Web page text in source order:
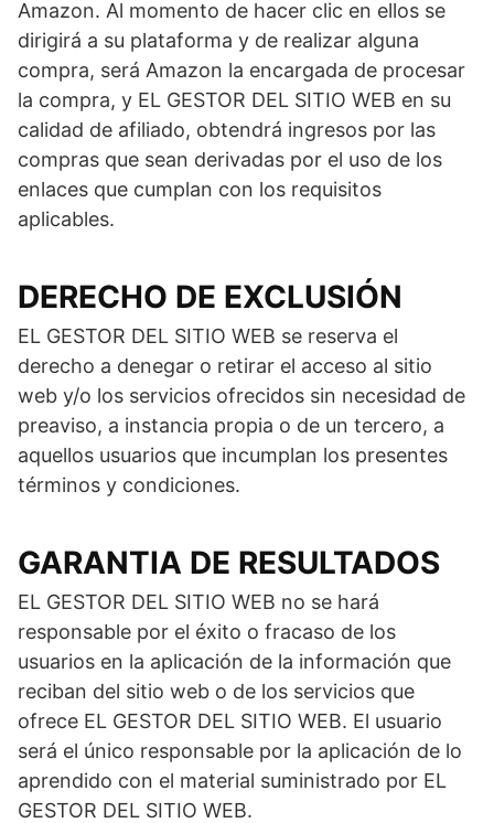
Amazon. Al momento de hacer clic en ellos se
dirigirá a su plataforma y de realizar alguna
compra, será Amazon la encargada de procesar
la compra, y EL GESTOR DEL SITIO WEB en su
calidad de afiliado, obtendrá ingresos por las
compras que sean derivadas por el uso de los
enlaces que cumplan con los requisitos
aplicables.
DERECHO DE EXCLUSIÓN
EL GESTOR DEL SITIO WEB se reserva el
derecho a denegar o retirar el acceso al sitio
web y/o los servicios ofrecidos sin necesidad de
preaviso, a instancia propia o de un tercero, a
aquellos usuarios que incumplan los presentes
términos y condiciones.
GARANTIA DE RESULTADOS
EL GESTOR DEL SITIO WEB no se hará
responsable por el éxito o fracaso de los
usuarios en la aplicación de la información que
reciban del sitio web o de los servicios que
ofrece EL GESTOR DEL SITIO WEB. El usuario
será el único responsable por la aplicación de lo
aprendido con el material suministrado por EL
GESTOR DEL SITIO WEB.